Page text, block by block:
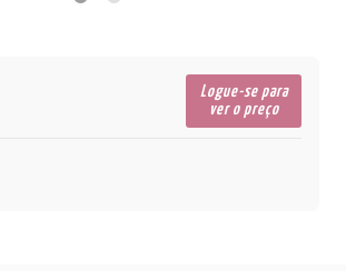
Logue-se para
ver o preço